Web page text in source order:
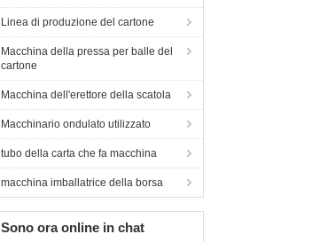
Linea di produzione del cartone
Macchina della pressa per balle del
cartone
Macchina dell'erettore della scatola
Macchinario ondulato utilizzato
tubo della carta che fa macchina
macchina imballatrice della borsa
Sono ora online in chat